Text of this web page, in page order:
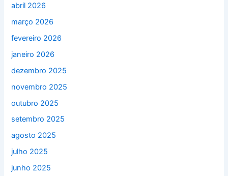
abril 2026
março 2026
fevereiro 2026
janeiro 2026
dezembro 2025
novembro 2025
outubro 2025
setembro 2025
agosto 2025
julho 2025
junho 2025